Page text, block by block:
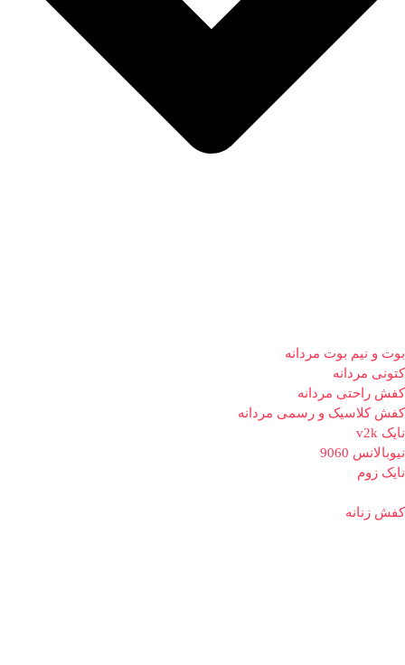
بوت و نیم بوت مردانه
کتونی مردانه
کفش راحتی مردانه
کفش کلاسیک و رسمی مردانه
نایک v2k
نیوبالانس 9060
نایک زوم
کفش زنانه